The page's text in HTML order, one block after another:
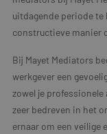
uitdagende periode
constructieve manier
Bij Mayet Mediators
werkgever een
zowel je
zeer bedreven in het
ernaar om een veilige